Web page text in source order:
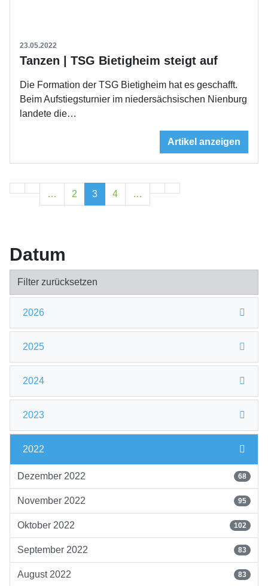
23.05.2022
Tanzen | TSG Bietigheim steigt auf
Die Formation der TSG Bietigheim hat es geschafft.
Beim Aufstiegsturnier im niedersächsischen Nienburg
landete die…
Artikel anzeigen
… 2 3 4 …
Datum
Filter zurücksetzen
2026
2025
2024
2023
2022
Dezember 2022 68
November 2022 95
Oktober 2022 102
September 2022 83
August 2022 83